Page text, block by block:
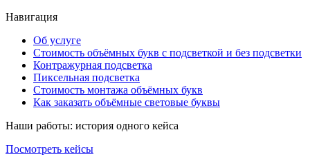
Навигация
Об услуге
Стоимость объёмных букв с подсветкой и без подсветки
Контражурная подсветка
Пиксельная подсветка
Стоимость монтажа объёмных букв
Как заказать объёмные световые буквы
Наши работы: история одного кейса
Посмотреть кейсы